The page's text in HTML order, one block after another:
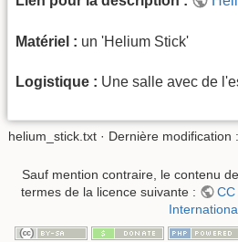
Matériel : un 'Helium Stick'
Logistique : Une salle avec de
helium_stick.txt · Dernière modification :
Sauf mention contraire, le contenu
termes de la licence suivante :